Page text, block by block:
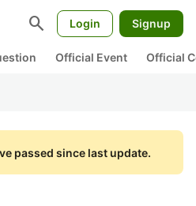
search Login Signup
Official Event Official
passed since last update.